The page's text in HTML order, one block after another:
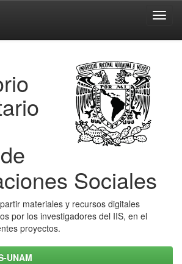
Sociales
materiales y recursos digitales
por los investigadores del IIS, en el
proyectos.
UNAM